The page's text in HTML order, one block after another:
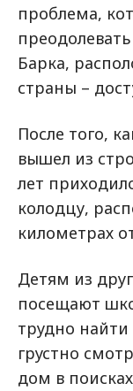
проблема,
Барка,
страны –
После того,
вышел из
лет
колодцу,
километрах
Детям из
посещают
трудно
грустно
дом в